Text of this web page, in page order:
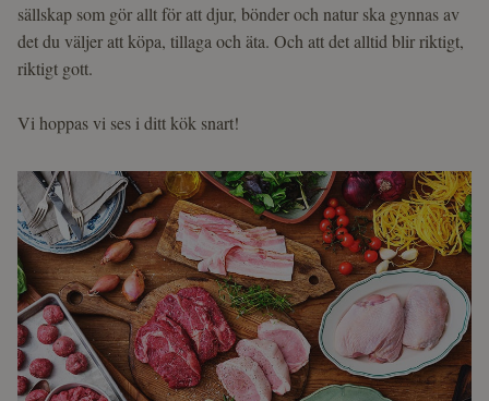
sällskap som gör allt för att djur, bönder och natur ska gynnas av
det du väljer att köpa, tillaga och äta. Och att det alltid blir riktigt,
riktigt gott.
Vi hoppas vi ses i ditt kök snart!